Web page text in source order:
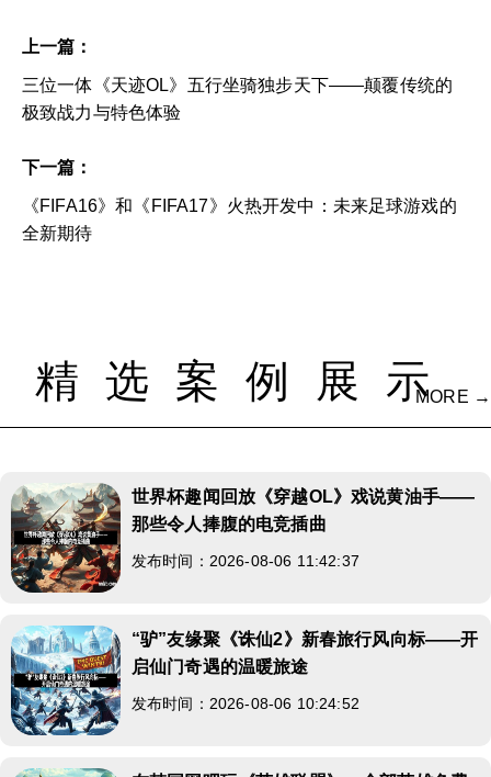
上一篇：
三位一体《天迹OL》五行坐骑独步天下——颠覆传统的
极致战力与特色体验
下一篇：
《FIFA16》和《FIFA17》火热开发中：未来足球游戏的
全新期待
精选案例展示MORE →
世界杯趣闻回放《穿越OL》戏说黄油手——
那些令人捧腹的电竞插曲
发布时间：2026-08-06 11:42:37
“驴”友缘聚《诛仙2》新春旅行风向标——开
启仙门奇遇的温暖旅途
发布时间：2026-08-06 10:24:52